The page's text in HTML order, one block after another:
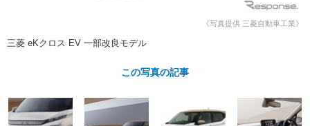
プロショップ検索
ェクト
《写真提供 三菱自動車工業》
三菱 eKクロス EV 一部改良モデル
この写真の記事